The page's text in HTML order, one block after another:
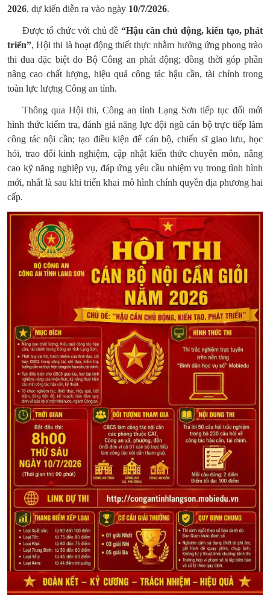
2026, dự kiến diễn ra vào ngày 10/7/2026.
Được tổ chức với chủ đề “Hậu cần chủ động, kiến tạo, phát
triển”, Hội thi là hoạt động thiết thực nhằm hưởng ứng phong trào
thi đua đặc biệt do Bộ Công an phát động; đồng thời góp phần
nâng cao chất lượng, hiệu quả công tác hậu cần, tài chính trong
toàn lực lượng Công an tỉnh.
Thông qua Hội thi, Công an tỉnh Lạng Sơn tiếp tục đổi mới
hình thức kiểm tra, đánh giá năng lực đội ngũ cán bộ trực tiếp làm
công tác nội cần; tạo điều kiện để cán bộ, chiến sĩ giao lưu, học
hỏi, trao đổi kinh nghiệm, cập nhật kiến thức chuyên môn, nâng
cao kỹ năng nghiệp vụ, đáp ứng yêu cầu nhiệm vụ trong tình hình
mới, nhất là sau khi triển khai mô hình chính quyền địa phương hai
cấp.